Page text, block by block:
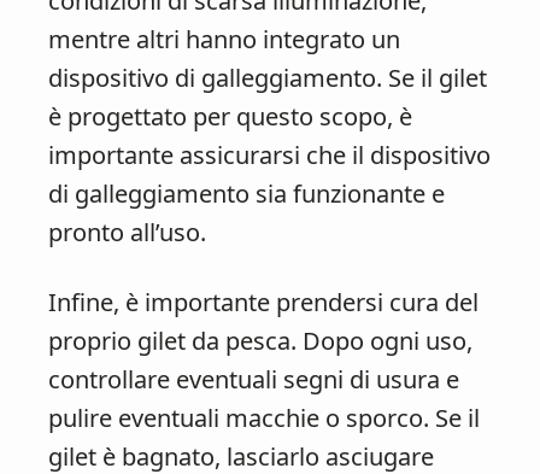
mentre altri hanno integrato un
dispositivo di galleggiamento. Se il gilet
è progettato per questo scopo, è
importante assicurarsi che il dispositivo
di galleggiamento sia funzionante e
pronto all’uso.
Infine, è importante prendersi cura del
proprio gilet da pesca. Dopo ogni uso,
controllare eventuali segni di usura e
pulire eventuali macchie o sporco. Se il
gilet è bagnato, lasciarlo asciugare